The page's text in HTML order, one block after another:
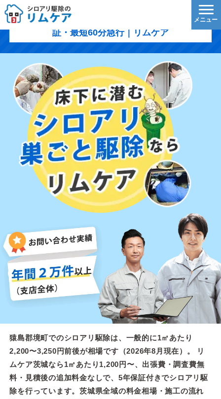
猿島郡境町のシロアリ駆除｜1,200円/㎡〜・5年保
証・最短60分急行｜リムケア
猿島郡境町でのシロアリ駆除は、一般的に1㎡あたり
2,200〜3,250円前後が相場です（2026年8月現在）。 リ
ムケア茨城なら1㎡あたり1,200円〜、出張費・調査費無
料・見積後の追加料金なしで、5年保証付きでシロアリ駆
除を行っています。茨城県全域の料金相場・施工の流れ